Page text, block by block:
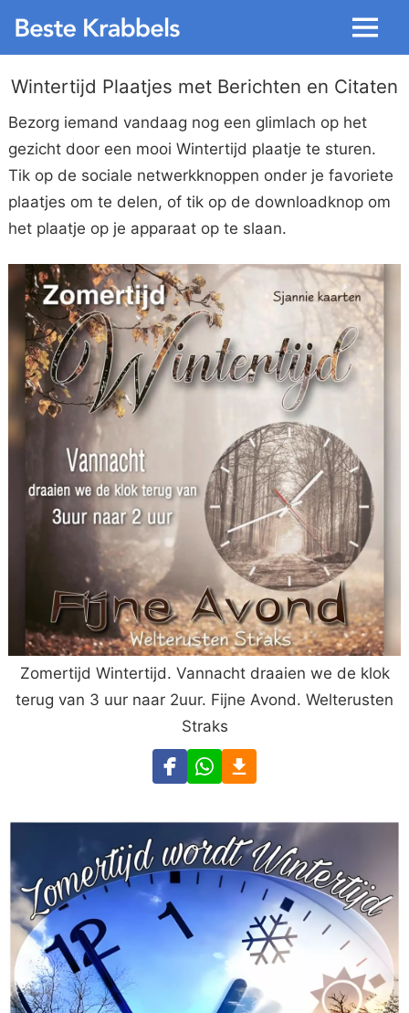
Menu
Wintertijd Plaatjes met Berichten en Citaten
Bezorg iemand vandaag nog een glimlach op het
gezicht door een mooi Wintertijd plaatje te sturen.
Tik op de sociale netwerkknoppen onder je favoriete
plaatjes om te delen, of tik op de downloadknop om
het plaatje op je apparaat op te slaan.
Zomertijd Wintertijd. Vannacht draaien we de klok
terug van 3 uur naar 2uur. Fijne Avond. Welterusten
Straks